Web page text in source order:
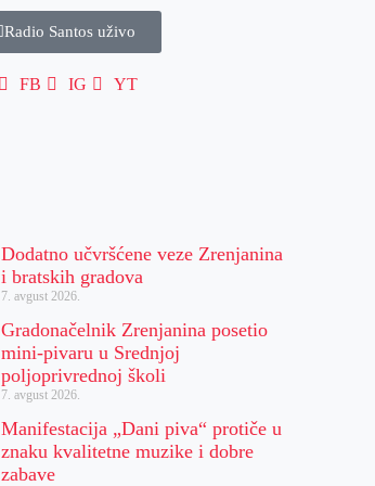
Radio Santos uživo
FB IG YT
Dodatno učvršćene veze Zrenjanina
i bratskih gradova
7. avgust 2026.
Gradonačelnik Zrenjanina posetio
mini-pivaru u Srednjoj
poljoprivrednoj školi
7. avgust 2026.
Manifestacija „Dani piva“ protiče u
znaku kvalitetne muzike i dobre
zabave